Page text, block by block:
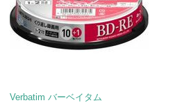
Verbatim バーベイタム